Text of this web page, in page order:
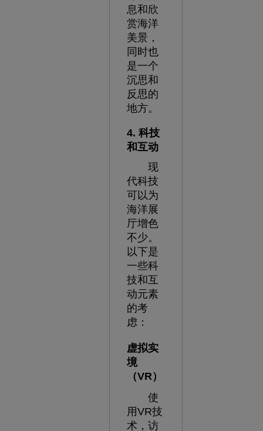
息和欣
赏海洋
美景，
同时也
是一个
沉思和
反思的
地方。
4. 科技
和互动
现
代科技
可以为
海洋展
厅增色
不少。
以下是
一些科
技和互
动元素
的考
虑：
虚拟实
境
（VR）
使
用VR技
术，访